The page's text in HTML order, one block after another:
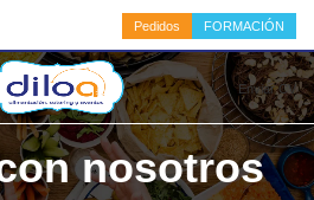
Pedidos FORMACIÓN
Enviar CV
nosotros